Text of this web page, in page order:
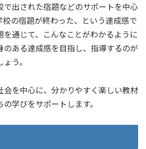
で出された宿題などのサポートを中心
校の宿題が終わった、という達成感で
を通じて、こんなことがわかるように
のある達成感を目指し、指導するのが
う。
会を中心に、分かりやすく楽しい教材
学びをサポートします。